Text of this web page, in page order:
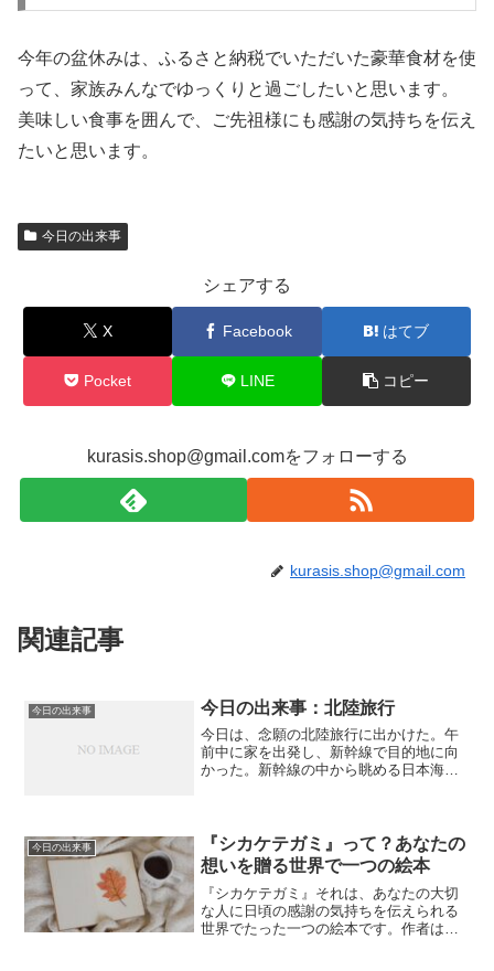
今年の盆休みは、ふるさと納税でいただいた豪華食材を使
って、家族みんなでゆっくりと過ごしたいと思います。
美味しい食事を囲んで、ご先祖様にも感謝の気持ちを伝え
たいと思います。
今日の出来事
シェアする
X Facebook はてブ
Pocket LINE コピー
kurasis.shop@gmail.comをフォローする
kurasis.shop@gmail.com
関連記事
今日の出来事 今日の出来事：北陸旅行
今日は、念願の北陸旅行に出かけた。午
前中に家を出発し、新幹線で目的地に向
かった。新幹線の中から眺める日本海の
後、地元の食材を使ったラ...
今日の出来事
『シカケテガミ』って？あなたの
想いを贈る世界で一つの絵本
『シカケテガミ』それは、あなたの大切
な人に日頃の感謝の気持ちを伝えられる
世界でたった一つの絵本です。作者はあ